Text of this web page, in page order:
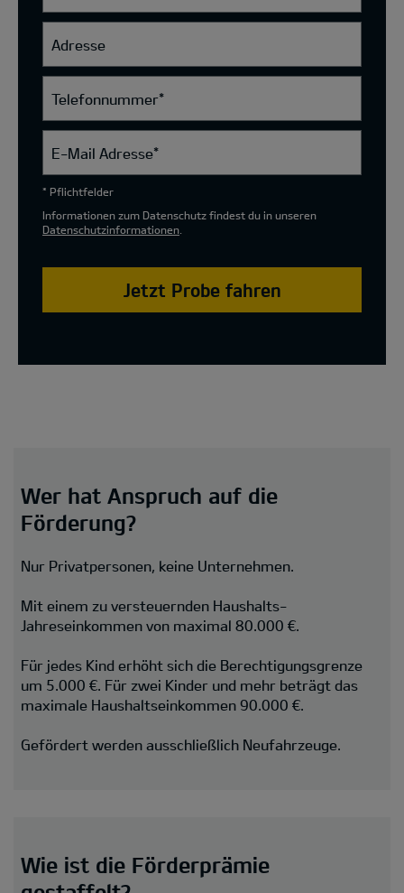
Adresse
Telefonnummer*
E-Mail Adresse*
* Pflichtfelder
Informationen zum Datenschutz findest du in unseren
Datenschutzinformationen
Jetzt Probe fahren
Wer hat Anspruch auf die
Förderung?
Nur Privatpersonen, keine Unternehmen.
Mit einem zu versteuernden Haushalts-
Jahreseinkommen von maximal 80.000 €.
Für jedes Kind erhöht sich die Berechtigungsgrenze
um 5.000 €. Für zwei Kinder und mehr beträgt das
maximale Haushaltseinkommen 90.000 €.
Gefördert werden ausschließlich Neufahrzeuge.
Wie ist die Förderprämie